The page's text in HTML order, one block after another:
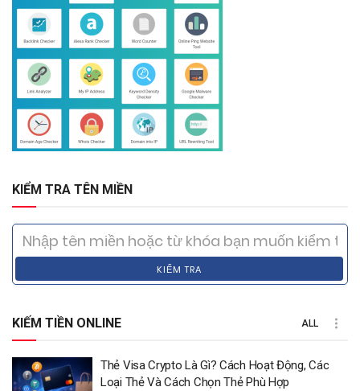
KIỂM TRA TÊN MIỀN
KIỂM TRA
KIẾM TIỀN ONLINE ALL
Thẻ Visa Crypto Là Gì? Cách Hoạt Động, Các
Loại Thẻ Và Cách Chọn Thẻ Phù Hợp